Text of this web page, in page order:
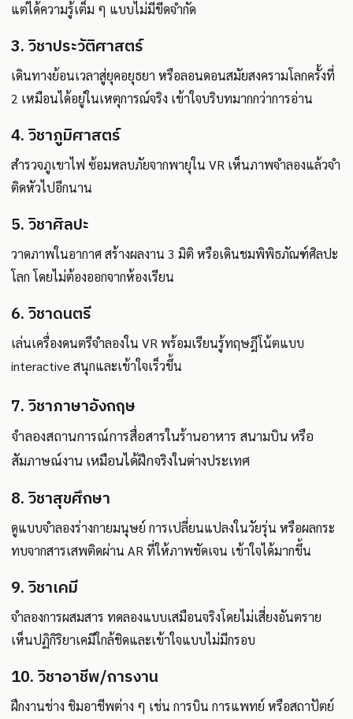
แต่ได้ความรู้เต็ม ๆ แบบไม่มีขีดจำกัด
3. วิชาประวัติศาสตร์
เดินทางย้อนเวลาสู่ยุคอยุธยา หรือลอนดอนสมัยสงครามโลกครั้งที่
2 เหมือนได้อยู่ในเหตุการณ์จริง เข้าใจบริบทมากกว่าการอ่าน
4. วิชาภูมิศาสตร์
สำรวจภูเขาไฟ ซ้อมหลบภัยจากพายุใน VR เห็นภาพจำลองแล้วจำ
ติดหัวไปอีกนาน
5. วิชาศิลปะ
วาดภาพในอากาศ สร้างผลงาน 3 มิติ หรือเดินชมพิพิธภัณฑ์ศิลปะ
โลก โดยไม่ต้องออกจากห้องเรียน
6. วิชาดนตรี
เล่นเครื่องดนตรีจำลองใน VR พร้อมเรียนรู้ทฤษฎีโน้ตแบบ
interactive สนุกและเข้าใจเร็วขึ้น
7. วิชาภาษาอังกฤษ
จำลองสถานการณ์การสื่อสารในร้านอาหาร สนามบิน หรือ
สัมภาษณ์งาน เหมือนได้ฝึกจริงในต่างประเทศ
8. วิชาสุขศึกษา
ดูแบบจำลองร่างกายมนุษย์ การเปลี่ยนแปลงในวัยรุ่น หรือผลกระ
ทบจากสารเสพติดผ่าน AR ที่ให้ภาพชัดเจน เข้าใจได้มากขึ้น
9. วิชาเคมี
จำลองการผสมสาร ทดลองแบบเสมือนจริงโดยไม่เสี่ยงอันตราย
เห็นปฏิกิริยาเคมีใกล้ชิดและเข้าใจแบบไม่มีกรอบ
10. วิชาอาชีพ/การงาน
ฝึกงานช่าง ชิมอาชีพต่าง ๆ เช่น การบิน การแพทย์ หรือสถาปัตย์